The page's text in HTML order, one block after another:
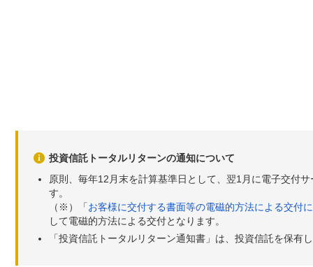
投資信託トータルリターンの通知について
原則、毎年12月末を計算基準日として、翌1月に電子交付
す。
（※）「お客様に交付する書面等の電磁的方法による交付
して電磁的方法による交付となります。
「投資信託トータルリターン通知書」は、投資信託を保有